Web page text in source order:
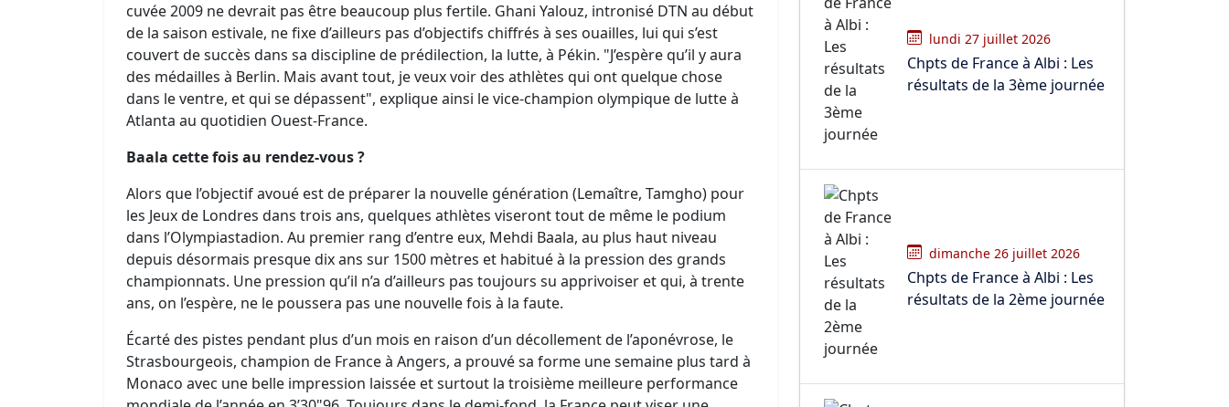
cuvée 2009 ne devrait pas être beaucoup plus fertile. Ghani Yalouz, intronisé DTN au début
de la saison estivale, ne fixe d’ailleurs pas d’objectifs chiffrés à ses ouailles, lui qui s’est
couvert de succès dans sa discipline de prédilection, la lutte, à Pékin. "J’espère qu’il y aura
des médailles à Berlin. Mais avant tout, je veux voir des athlètes qui ont quelque chose
dans le ventre, et qui se dépassent", explique ainsi le vice-champion olympique de lutte à
Atlanta au quotidien Ouest-France.
Baala cette fois au rendez-vous ?
Alors que l’objectif avoué est de préparer la nouvelle génération (Lemaître, Tamgho) pour
les Jeux de Londres dans trois ans, quelques athlètes viseront tout de même le podium
dans l’Olympiastadion. Au premier rang d’entre eux, Mehdi Baala, au plus haut niveau
depuis désormais presque dix ans sur 1500 mètres et habitué à la pression des grands
championnats. Une pression qu’il n’a d’ailleurs pas toujours su apprivoiser et qui, à trente
ans, on l’espère, ne le poussera pas une nouvelle fois à la faute.
Écarté des pistes pendant plus d’un mois en raison d’un décollement de l’aponévrose, le
Strasbourgeois, champion de France à Angers, a prouvé sa forme une semaine plus tard à
Monaco avec une belle impression laissée et surtout la troisième meilleure performance
lundi 27 juillet 2026
Chpts de France à Albi : Les
résultats de la 3ème journée
dimanche 26 juillet 2026
Chpts de France à Albi : Les
résultats de la 2ème journée